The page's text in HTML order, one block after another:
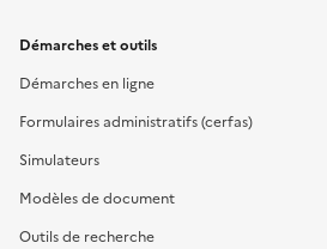
Démarches et outils
Démarches en ligne
Formulaires administratifs (cerfas)
Simulateurs
Modèles de document
Outils de recherche